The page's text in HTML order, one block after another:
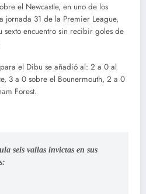
el Newcastle, en uno de los
jornada 31 de la Premier League,
sexto encuentro sin recibir goles de
el Dibu se añadió al: 2 a 0 al
3 a 0 sobre el Bounermouth, 2 a 0
Forest.
seis vallas invictas en sus